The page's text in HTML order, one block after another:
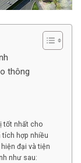
thông
tốt nhất cho
tích hợp nhiều
đại và tiện
như sau: